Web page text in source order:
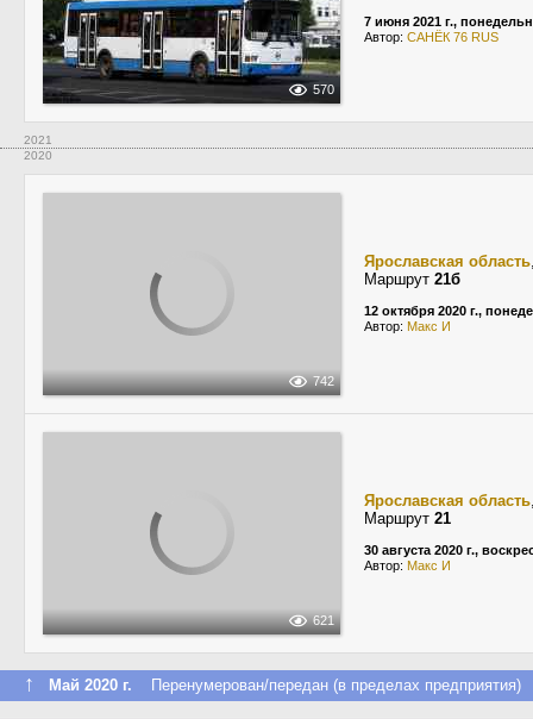
570
7 июня 2021 г.,
Автор: САНЁК 76 RUS
2021
2020
742
Ярославская область
Маршрут 21б
12 октября 2020 г.,
Автор: Макс И
621
Ярославская область
Маршрут 21
30 августа 2020 г.,
Автор: Макс И
↑ Май 2020 г. Перенумерован/передан (в пределах предприятия)